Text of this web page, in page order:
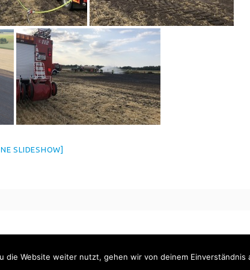
SLIDESHOW]
die Website weiter nutzt, gehen wir von deinem Einverständnis